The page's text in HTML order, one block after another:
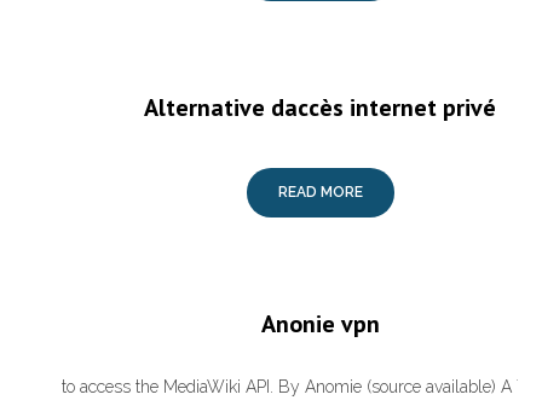
Alternative daccès internet privé
READ MORE
Anonie vpn
to access the MediaWiki API. By Anomie (source available) A